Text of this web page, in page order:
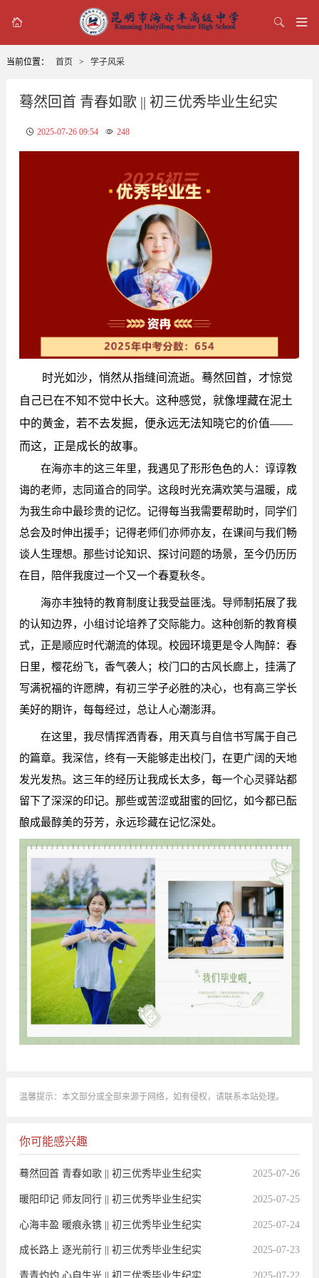
  
当前位置： 首页 > 学子风采
蓦然回首 青春如歌 || 初三优秀毕业生纪实
2025-07-26 09:54 248
时光如沙，悄然从指缝间流逝。蓦然回首，才惊觉
自己已在不知不觉中长大。这种感觉，就像埋藏在泥土
中的黄金，若不去发掘，便永远无法知晓它的价值——
而这，正是成长的故事。
在海亦丰的这三年里，我遇见了形形色色的人：谆谆教
诲的老师，志同道合的同学。这段时光充满欢笑与温暖，成
为我生命中最珍贵的记忆。记得每当我需要帮助时，同学们
总会及时伸出援手；记得老师们亦师亦友，在课间与我们畅
谈人生理想。那些讨论知识、探讨问题的场景，至今仍历历
在目，陪伴我度过一个又一个春夏秋冬。
海亦丰独特的教育制度让我受益匪浅。导师制拓展了我
的认知边界，小组讨论培养了交际能力。这种创新的教育模
式，正是顺应时代潮流的体现。校园环境更是令人陶醉：春
日里，樱花纷飞，香气袭人；校门口的古风长廊上，挂满了
写满祝福的许愿牌，有初三学子必胜的决心，也有高三学长
美好的期许，每每经过，总让人心潮澎湃。
在这里，我尽情挥洒青春，用天真与自信书写属于自己
的篇章。我深信，终有一天能够走出校门，在更广阔的天地
发光发热。这三年的经历让我成长太多，每一个心灵驿站都
留下了深深的印记。那些或苦涩或甜蜜的回忆，如今都已酝
酿成最醇美的芬芳，永远珍藏在记忆深处。
温馨提示：本文部分或全部来源于网络，如有侵权，请联系本站处理。
你可能感兴趣
蓦然回首 青春如歌 || 初三优秀毕业生纪实 2025-07-26
暖阳印记 师友同行 || 初三优秀毕业生纪实 2025-07-25
心海丰盈 暖痕永镌 || 初三优秀毕业生纪实 2025-07-24
成长路上 逐光前行 || 初三优秀毕业生纪实 2025-07-23
青青灼灼 心自生光 || 初三优秀毕业生纪实 2025-07-22